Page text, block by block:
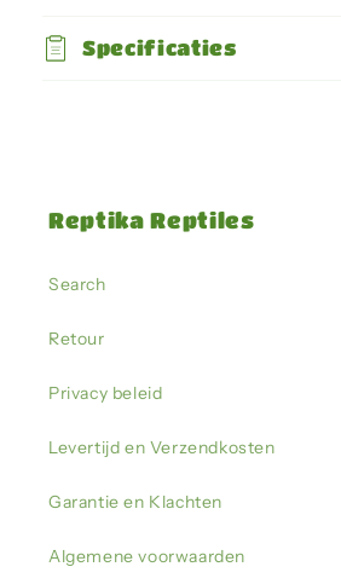
Specificaties
Reptika Reptiles
Search
Retour
Privacy beleid
Levertijd en Verzendkosten
Garantie en Klachten
Algemene voorwaarden